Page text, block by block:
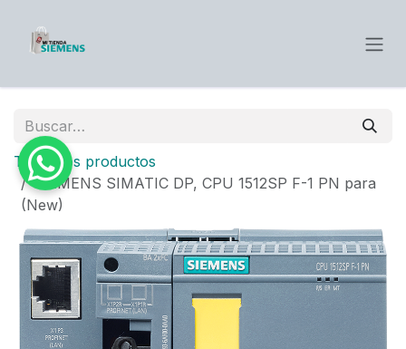
Todos los productos
SIEMENS SIMATIC DP, CPU 1512SP F-1 PN para
(New)